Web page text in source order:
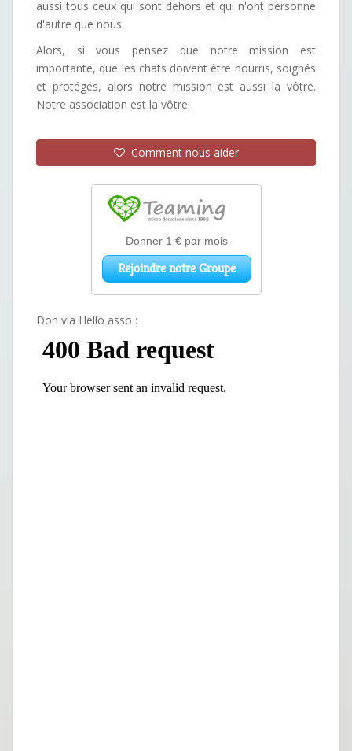
aussi tous ceux qui sont dehors et qui n'ont personne
d'autre que nous.
Alors, si vous pensez que notre mission est
importante, que les chats doivent être nourris, soignés
et protégés, alors notre mission est aussi la vôtre.
Notre association est la vôtre.
Comment nous aider
Don via Hello asso :